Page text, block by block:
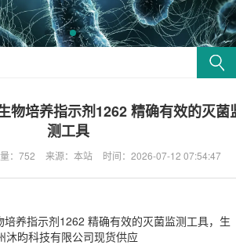
物培养指示剂1262 精确有效的灭菌
测工具
：752 来源：本站 时间：2026-07-12 07:54:47
养指示剂1262 精确有效的灭菌监测工具，生
沐昀科技有限公司现货供应